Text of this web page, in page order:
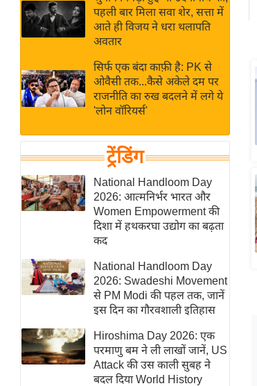
Live
News in
Hindi
News
Hindi
Videos
बिज़नेस
उद्योग
विशेषज्ञ
राय
खेल
क्रिकेट
IPL
2026
मिसाल बेमिसाल
शख्सियत
यंग इंडिया
साहित्य जगत
ऑटो वर्ल्ड
न्यूज ब्रीफ
पहली बार मिला सवा शेर, सत्ता में
आते ही विजय ने धरा थलापति
अवतार
सिर्फ एक बंदा काफ़ी है: PK से
ओवैसी तक...कैसे अकेले दम पर
राजनीति का रुख बदलने में लगे ये
'लोन वॉरियर्स'
ट्रेंडिंग
National Handloom Day
2026: आत्मनिर्भर भारत और
Women Empowerment की
दिशा में हथकरघा उद्योग का बढ़ता
कद
National Handloom Day
2026: Swadeshi Movement
से PM Modi की पहल तक, जानें
इस दिन का गौरवशाली इतिहास
Hiroshima Day 2026: एक
परमाणु बम ने ली लाखों जानें, US
Attack की उस काली सुबह ने
बदल दिया World History